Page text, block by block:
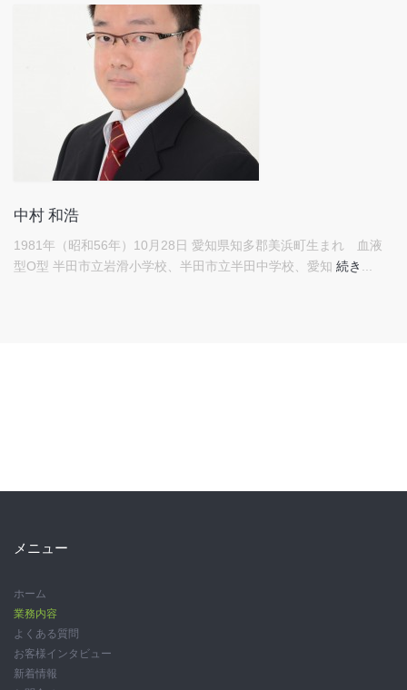
中村 和浩
1981年（昭和56年）10月28日 愛知県知多郡美浜町生まれ 血液
型O型 半田市立岩滑小学校、半田市立半田中学校、愛知 続き
メニュー
ホーム
業務内容
よくある質問
お客様インタビュー
新着情報